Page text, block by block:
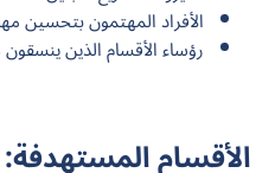
الأفراد المهتمون بتحسين
رؤساء الأقسام الذين
الأقسام المستهدفة: